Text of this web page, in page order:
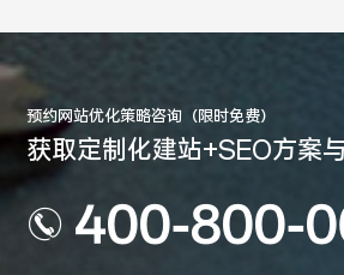
预约网站优化策略咨询（限时免费）
获取定制化建站+SEO方案
400-800-